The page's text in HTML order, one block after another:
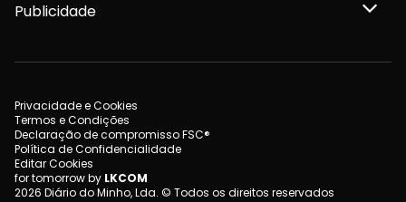
Publicidade
Privacidade e Cookies
Termos e Condições
Declaração de compromisso FSC®
Política de Confidencialidade
Editar Cookies
for tomorrow by LKCOM
2026 Diário do Minho, Lda. © Todos os direitos reservados